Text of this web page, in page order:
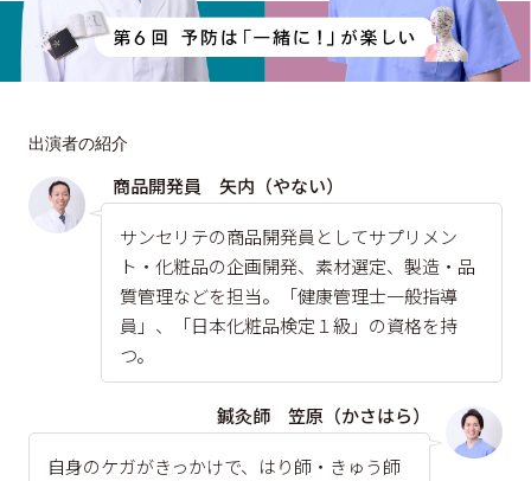
出演者の紹介
商品開発員 矢内（やない）
サンセリテの商品開発員としてサプリメン
ト・化粧品の企画開発、素材選定、製造・品
質管理などを担当。「健康管理士一般指導
員」、「日本化粧品検定１級」の資格を持
つ。
鍼灸師 笠原（かさはら）
自身のケガがきっかけで、はり師・きゅう師